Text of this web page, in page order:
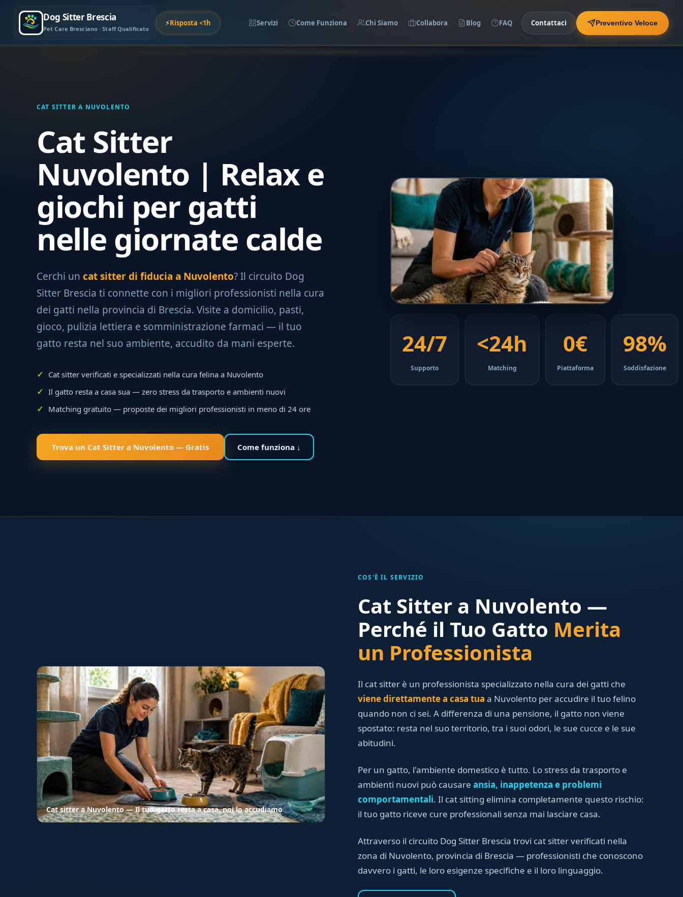
Dog Sitter Brescia
Pet Care Bresciano · Staff Qualificato
⚡Risposta <1h Servizi Come Funziona Chi Siamo Collabora Blog FAQ Contattaci Preventivo Veloce
CAT SITTER A NUVOLENTO
Cat Sitter
Nuvolento | Relax e
giochi per gatti
nelle giornate calde
Cerchi un cat sitter di fiducia a Nuvolento? Il circuito Dog
Sitter Brescia ti connette con i migliori professionisti nella cura
dei gatti nella provincia di Brescia. Visite a domicilio, pasti,
gioco, pulizia lettiera e somministrazione farmaci — il tuo
gatto resta nel suo ambiente, accudito da mani esperte.
Cat sitter verificati e specializzati nella cura felina a Nuvolento
Il gatto resta a casa sua — zero stress da trasporto e ambienti nuovi
Matching gratuito — proposte dei migliori professionisti in meno di 24 ore
Trova un Cat Sitter a Nuvolento — Gratis Come funziona ↓
24/7
Supporto
<24h
Matching
0€
Piattaforma
98%
Soddisfazione
Cat sitter a Nuvolento — Il tuo gatto resta a casa, noi lo accudiamo
COS'È IL SERVIZIO
Cat Sitter a Nuvolento —
Perché il Tuo Gatto Merita
un Professionista
Il cat sitter è un professionista specializzato nella cura dei gatti che
viene direttamente a casa tua a Nuvolento per accudire il tuo felino
quando non ci sei. A differenza di una pensione, il gatto non viene
spostato: resta nel suo territorio, tra i suoi odori, le sue cucce e le sue
abitudini.
Per un gatto, l'ambiente domestico è tutto. Lo stress da trasporto e
ambienti nuovi può causare ansia, inappetenza e problemi
comportamentali. Il cat sitting elimina completamente questo rischio:
il tuo gatto riceve cure professionali senza mai lasciare casa.
Attraverso il circuito Dog Sitter Brescia trovi cat sitter verificati nella
zona di Nuvolento, provincia di Brescia — professionisti che conoscono
davvero i gatti, le loro esigenze specifiche e il loro linguaggio.